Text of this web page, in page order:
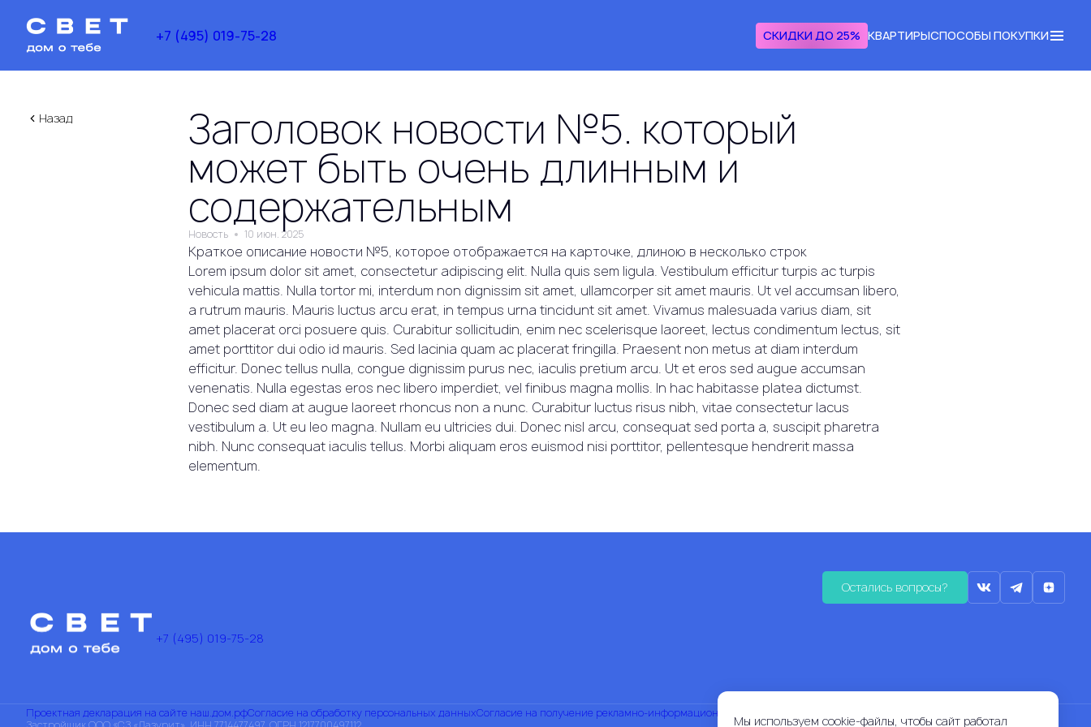
+7 (495) 019-75-28 СКИДКИ ДО 25% КВАРТИРЫСПОСОБЫ ПОКУПКИ
Назад Заголовок новости №5. который
может быть очень длинным и
содержательным
Новость 10 июн. 2025
Краткое описание новости №5, которое отображается на карточке, длиною в несколько строк
Lorem ipsum dolor sit amet, consectetur adipiscing elit. Nulla quis sem ligula. Vestibulum efficitur turpis ac turpis
vehicula mattis. Nulla tortor mi, interdum non dignissim sit amet, ullamcorper sit amet mauris. Ut vel accumsan libero,
a rutrum mauris. Mauris luctus arcu erat, in tempus urna tincidunt sit amet. Vivamus malesuada varius diam, sit
amet placerat orci posuere quis. Curabitur sollicitudin, enim nec scelerisque laoreet, lectus condimentum lectus, sit
amet porttitor dui odio id mauris. Sed lacinia quam ac placerat fringilla. Praesent non metus at diam interdum
efficitur. Donec tellus nulla, congue dignissim purus nec, iaculis pretium arcu. Ut et eros sed augue accumsan
venenatis. Nulla egestas eros nec libero imperdiet, vel finibus magna mollis. In hac habitasse platea dictumst.
Donec sed diam at augue laoreet rhoncus non a nunc. Curabitur luctus risus nibh, vitae consectetur lacus
vestibulum a. Ut eu leo magna. Nullam eu ultricies dui. Donec nisl arcu, consequat sed porta a, suscipit pharetra
nibh. Nunc consequat iaculis tellus. Morbi aliquam eros euismod nisi porttitor, pellentesque hendrerit massa
elementum.
+7 (495) 019-75-28
Остались вопросы?
Проектная декларация на сайте наш.дом.рфСогласие на обработку персональных данныхСогласие на получение рекламно-информационных материалов
Мы используем cookie-файлы, чтобы сайт работал